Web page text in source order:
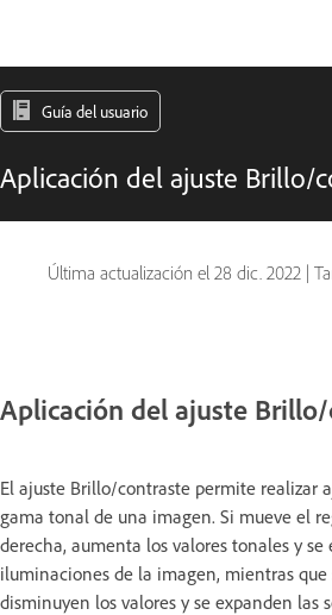
Guía del usuario
Aplicación del ajuste Brillo/
Última actualización el 28 dic. 2022 |
Aplicación del ajuste
El ajuste Brillo/contraste permite realizar
gama tonal de una imagen. Si mueve el
derecha, aumenta los valores tonales y se
iluminaciones de la imagen, mientras
disminuyen los valores y se expanden las